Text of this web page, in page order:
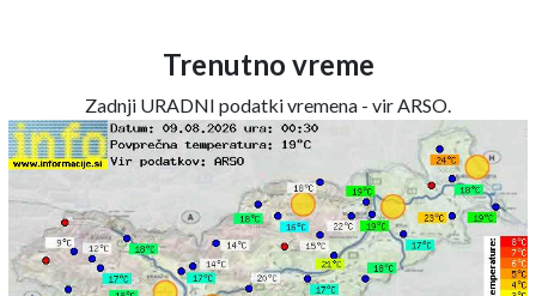
Trenutno vreme
Zadnji URADNI podatki vremena - vir ARSO.